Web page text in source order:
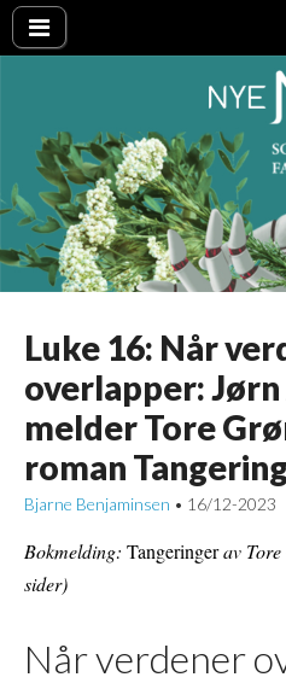
Nye
Luke 16: Når
overlapper: Jørn
melder Tore
roman
Bjarne Benjaminsen • 16/12-2023
Bokmelding: Tangeringerav Tore
sider)
Når verdener